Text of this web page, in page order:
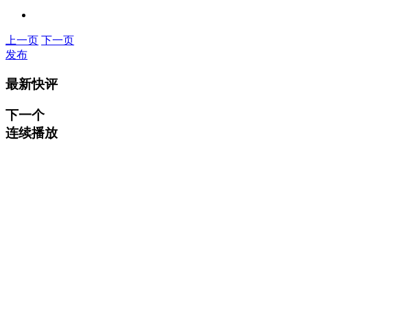
上一页 下一页
发布
最新快评
下一个
连续播放